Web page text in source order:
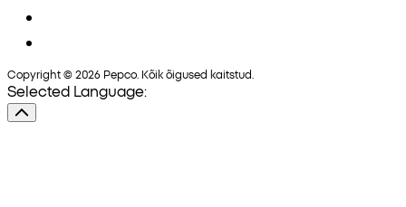
Copyright © 2026 Pepco. Kõik õigused kaitstud.
Selected Language: